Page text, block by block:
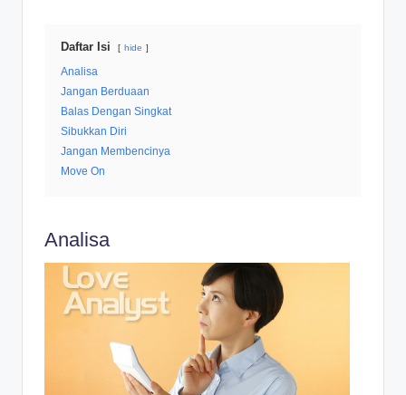
Daftar Isi hide
Analisa
Jangan Berduaan
Balas Dengan Singkat
Sibukkan Diri
Jangan Membencinya
Move On
Analisa